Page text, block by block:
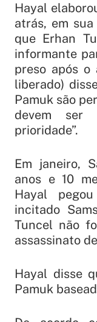
Hayal
atrás, em
que Erhan
informante
preso após o
liberado)
Pamuk são
devem
prioridade”.
Em janeiro,
anos e 10
Hayal
incitado
Tuncel não
assassinato
Hayal disse
Pamuk